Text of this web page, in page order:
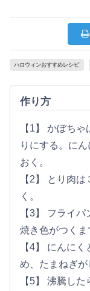
ハロウィンおすすめレシピ
作り方
【1】 かぼち
りにする。に
おく。
【2】 とり肉
く。
【3】 フライ
焼き色がつくま
【4】 にんに
め、たまねぎが
【5】 沸騰し